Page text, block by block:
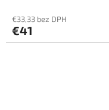
€33,33 bez DPH
€41